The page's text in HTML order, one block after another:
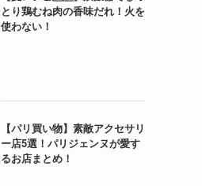
とり鶏むね肉の香味だれ！火を
使わない！
【パリ買い物】素敵アクセサリ
ー店5選！パリジェンヌが愛す
るお店まとめ！